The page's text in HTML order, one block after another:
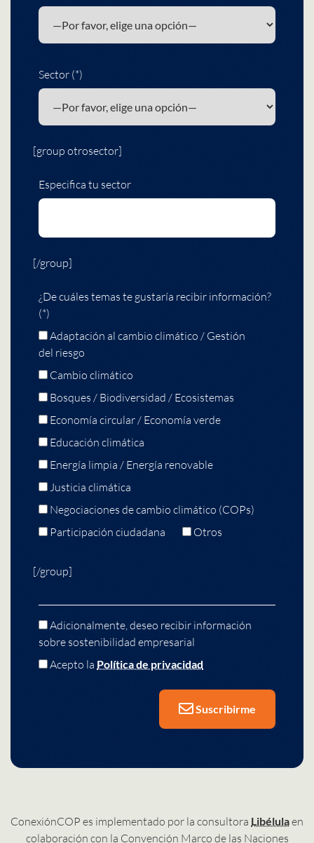
Sector (*)
[group otrosector]
Especifica tu sector
[/group]
¿De cuáles temas te gustaría recibir información?
(*)
Adaptación al cambio climático / Gestión
del riesgo
Cambio climático
Bosques / Biodiversidad / Ecosistemas
Economía circular / Economía verde
Educación climática
Energía limpia / Energía renovable
Justicia climática
Negociaciones de cambio climático (COPs)
Participación ciudadana
Otros
[/group]
Adicionalmente, deseo recibir información
sobre sostenibilidad empresarial
Acepto la Política de privacidad
Suscribirme
ConexiónCOP es implementado por la consultora Libélulaen
colaboración con la Convención Marco de las Naciones